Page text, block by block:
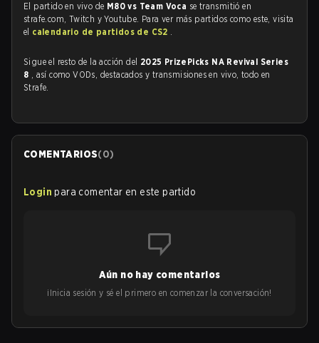
El partido en vivo de M80 vs Team Voca se transmitió en
strafe.com, Twitch y Youtube. Para ver más partidos como este, visita
el calendario de partidos de CS2 .
Sigue el resto de la acción del 2025 PrizePicks NA Revival Series
8 , así como VODs, destacados y transmisiones en vivo, todo en
Strafe.
COMENTARIOS(0)
Login para comentar en este partido
Aún no hay comentarios
¡Inicia sesión y sé el primero en comenzar la conversación!